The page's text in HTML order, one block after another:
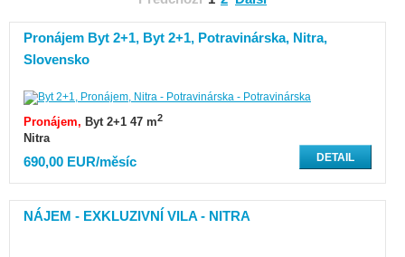
Pronájem Byt 2+1, Byt 2+1, Potravinárska, Nitra,
Slovensko
Pronájem Byt 2+1 47 m2
Nitra
DETAIL
690,00 EUR/měsíc
NÁJEM - EXKLUZIVNÍ VILA - NITRA